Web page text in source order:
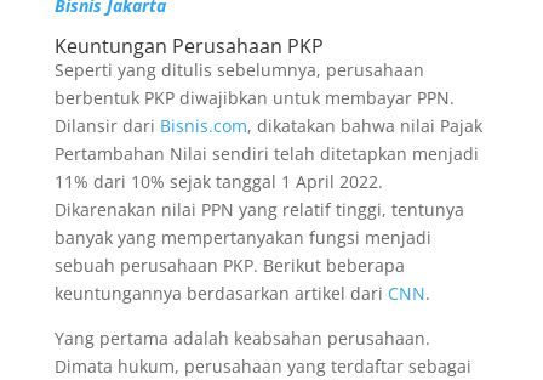
Bisnis Jakarta
Keuntungan Perusahaan PKP
Seperti yang ditulis sebelumnya, perusahaan
berbentuk PKP diwajibkan untuk membayar PPN.
Dilansir dari Bisnis.com, dikatakan bahwa nilai Pajak
Pertambahan Nilai sendiri telah ditetapkan menjadi
11% dari 10% sejak tanggal 1 April 2022.
Dikarenakan nilai PPN yang relatif tinggi, tentunya
banyak yang mempertanyakan fungsi menjadi
sebuah perusahaan PKP. Berikut beberapa
keuntungannya berdasarkan artikel dari CNN.
Yang pertama adalah keabsahan perusahaan.
Dimata hukum, perusahaan yang terdaftar sebagai